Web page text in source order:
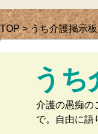
TOP>うち介護掲示板
うち
介護の愚痴の
で。自由に語